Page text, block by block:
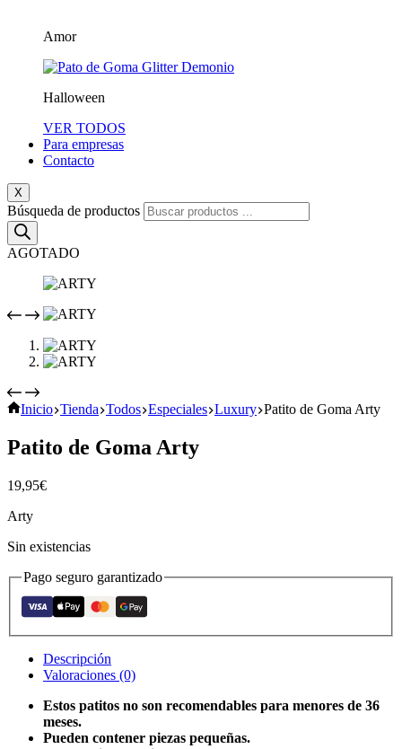
Amor
Halloween
VER TODOS
Para empresas
Contacto
X
Búsqueda de productos
AGOTADO
Inicio Tienda Todos Especiales Luxury Patito de Goma Arty
Patito de Goma Arty
19,95€
Arty
Sin existencias
Pago seguro garantizado
Descripción
Valoraciones (0)
Estos patitos no son recomendables para menores de 36
meses.
Pueden contener piezas pequeñas.